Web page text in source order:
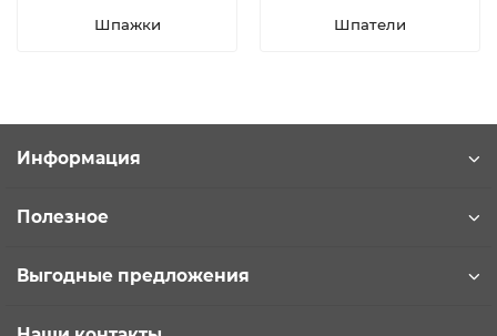
Шпажки Шпатели
Информация
Полезное
Выгодные предложения